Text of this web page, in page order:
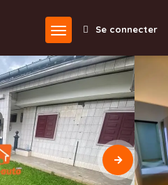
Se connecter